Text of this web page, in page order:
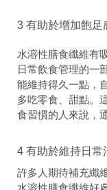
3 有助於增加飽足
水溶性膳食纖維有
日常飲食管理的一
能維持得久一點，
多吃零食、甜點。
食習慣的人來說，
4 有助於維持日常
許多人期待補充纖